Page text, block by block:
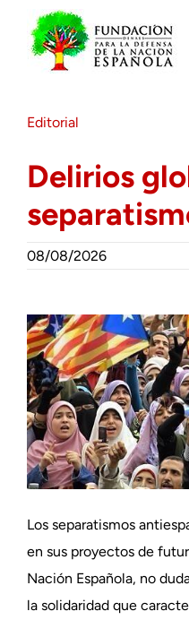
contenido
Actualidad
Actividades
Colabora
Editorial
Delirios
08/08/2026
Los separatismos
en sus proyectos de
Nación Española, no
la solidaridad que